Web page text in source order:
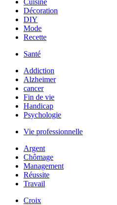
Cuisine
Décoration
DIY
Mode
Recette
Santé
Addiction
Alzheimer
cancer
Fin de vie
Handicap
Psychologie
Vie professionnelle
Argent
Chômage
Management
Réussite
Travail
Croix